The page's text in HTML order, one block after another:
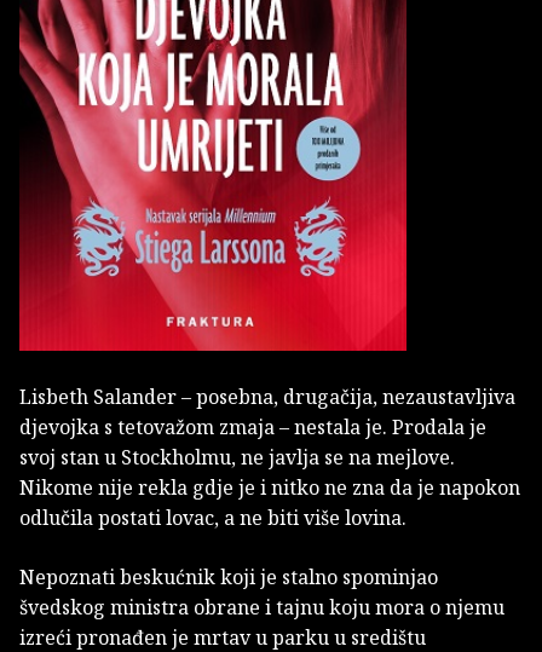
Lisbeth Salander – posebna, drugačija, nezaustavljiva
djevojka s tetovažom zmaja – nestala je. Prodala je
svoj stan u Stockholmu, ne javlja se na mejlove.
Nikome nije rekla gdje je i nitko ne zna da je napokon
odlučila postati lovac, a ne biti više lovina.
Nepoznati beskućnik koji je stalno spominjao
švedskog ministra obrane i tajnu koju mora o njemu
izreći pronađen je mrtav u parku u središtu